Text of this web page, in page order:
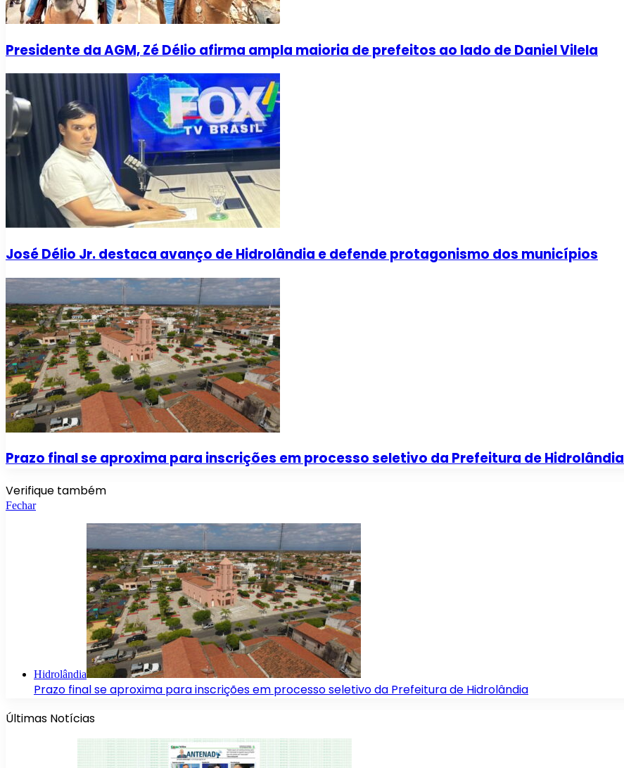
Presidente da AGM, Zé Délio afirma ampla maioria de prefeitos ao lado de Daniel Vilela
José Délio Jr. destaca avanço de Hidrolândia e defende protagonismo dos municípios
Prazo final se aproxima para inscrições em processo seletivo da Prefeitura de Hidrolândia
Verifique também
Fechar
Hidrolândia
Prazo final se aproxima para inscrições em processo seletivo da Prefeitura de Hidrolândia
Últimas Notícias